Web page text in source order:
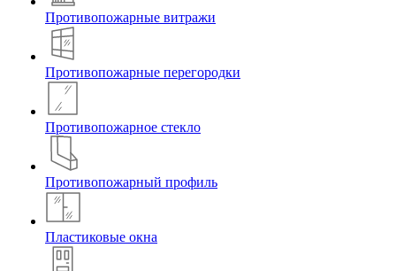
Противопожарные витражи
Противопожарные перегородки
Противопожарное стекло
Противопожарный профиль
Пластиковые окна